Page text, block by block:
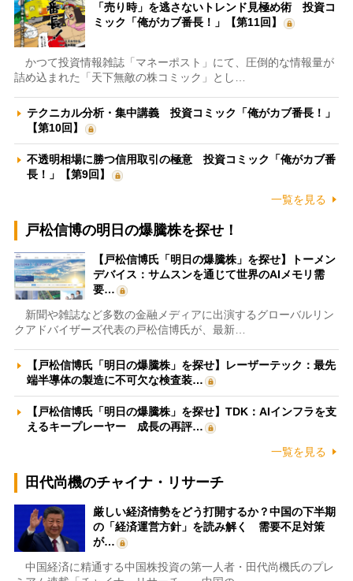
「売り時」を逃さないトレンド見極め術 投資コ
ミック「俺がカブ番長！」【第11回】
かつて投資情報雑誌「マネーポスト」にて、圧倒的な情報量が
詰め込まれた「天下無敵の株コミック」とし…
テクニカル分析・集中講義 投資コミック「俺がカブ番長！」
【第10回】
不透明相場に勝つ信用取引の極意 投資コミック「俺がカブ番
長！」【第9回】
一覧を見る
戸松信博の明日の爆騰株を探せ！
【戸松信博氏「明日の爆騰株」を探せ】トーメン
デバイス：サムスンを通じて世界のAIメモリ需
要…
新聞や雑誌など多数の金融メディアに出演するグローバルリン
クアドバイザーズ代表の戸松信博氏が、最新…
【戸松信博氏「明日の爆騰株」を探せ】レーザーテック：最先
端半導体の製造に不可欠な検査装…
【戸松信博氏「明日の爆騰株」を探せ】TDK：AIインフラを支
えるキープレーヤー 成長の再評…
一覧を見る
田代尚機のチャイナ・リサーチ
厳しい経済情勢をどう打開するか？中国の下半期
の「経済運営方針」を読み解く 需要不足対策
が…
中国経済に精通する中国株投資の第一人者・田代尚機氏のプレ